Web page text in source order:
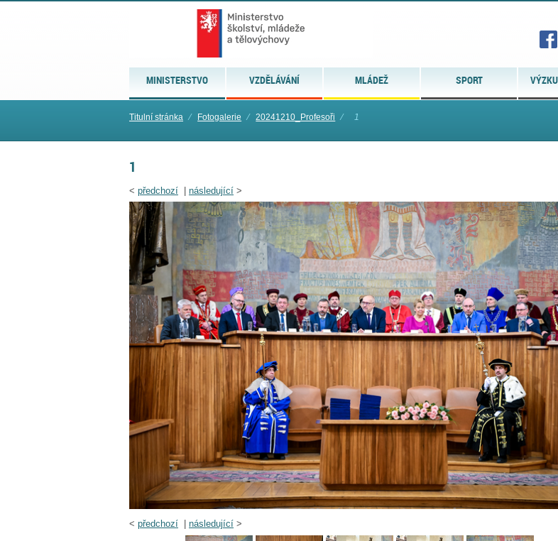
MINISTERSTVO VZDĚLÁVÁNÍ MLÁDEŽ SPORT
Titulní stránka ⁄ Fotogalerie ⁄ 20241210_Profesoři ⁄ 1
1
< předchozí následující >
< předchozí následující >